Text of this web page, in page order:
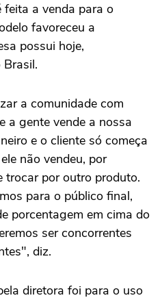
feita a venda para o
favoreceu a
possui hoje,
a comunidade com
a gente vende a nossa
e o cliente só começa
não vendeu, por
trocar por outro produto.
para o público final,
porcentagem em cima do
ser concorrentes
diz.
diretora foi para o uso